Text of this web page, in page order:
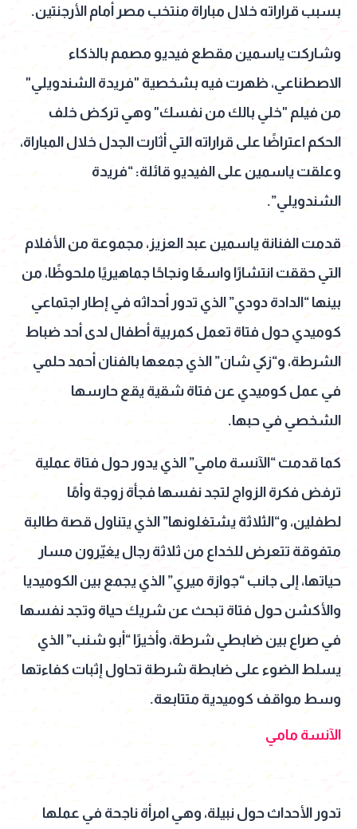
بسبب قراراته خلال مباراة منتخب مصر أمام الأرجنتين.
وشاركت ياسمين مقطع فيديو مصمم بالذكاء
الاصطناعي، ظهرت فيه بشخصية "فريدة الشندويلي"
من فيلم "خلي بالك من نفسك" وهي تركض خلف
الحكم اعتراضًا على قراراته التي أثارت الجدل خلال المباراة،
وعلقت ياسمين على الفيديو قائلة: “فريدة
الشندويلي”.
قدمت الفنانة ياسمين عبد العزيز، مجموعة من الأفلام
التي حققت انتشارًا واسعًا ونجاحًا جماهيريًا ملحوظًا، من
بينها “الدادة دودي” الذي تدور أحداثه في إطار اجتماعي
كوميدي حول فتاة تعمل كمربية أطفال لدى أحد ضباط
الشرطة، و“زكي شان” الذي جمعها بالفنان أحمد حلمي
في عمل كوميدي عن فتاة شقية يقع حارسها
الشخصي في حبها.
كما قدمت “الآنسة مامي” الذي يدور حول فتاة عملية
ترفض فكرة الزواج لتجد نفسها فجأة زوجة وأمًا
لطفلين، و“الثلاثة يشتغلونها” الذي يتناول قصة طالبة
متفوقة تتعرض للخداع من ثلاثة رجال يغيّرون مسار
حياتها، إلى جانب “جوازة ميري” الذي يجمع بين الكوميديا
والأكشن حول فتاة تبحث عن شريك حياة وتجد نفسها
في صراع بين ضابطي شرطة، وأخيرًا “أبو شنب” الذي
يسلط الضوء على ضابطة شرطة تحاول إثبات كفاءتها
وسط مواقف كوميدية متتابعة.
الآنسة مامي
تدور الأحداث حول نبيلة، وهي امرأة ناجحة في عملها